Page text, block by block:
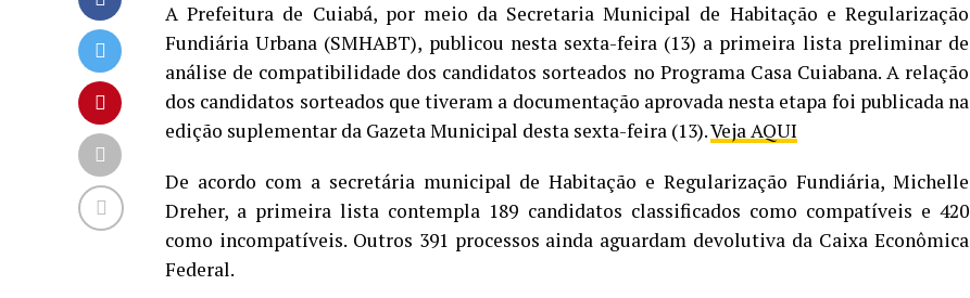
A Prefeitura de Cuiabá, por meio da Secretaria Municipal de Habitação e Regularização
Fundiária Urbana (SMHABT), publicou nesta sexta-feira (13) a primeira lista preliminar de
análise de compatibilidade dos candidatos sorteados no Programa Casa Cuiabana. A relação
dos candidatos sorteados que tiveram a documentação aprovada nesta etapa foi publicada na
edição suplementar da Gazeta Municipal desta sexta-feira (13).Veja AQUI
De acordo com a secretária municipal de Habitação e Regularização Fundiária, Michelle
Dreher, a primeira lista contempla 189 candidatos classificados como compatíveis e 420
como incompatíveis. Outros 391 processos ainda aguardam devolutiva da Caixa Econômica
Federal.